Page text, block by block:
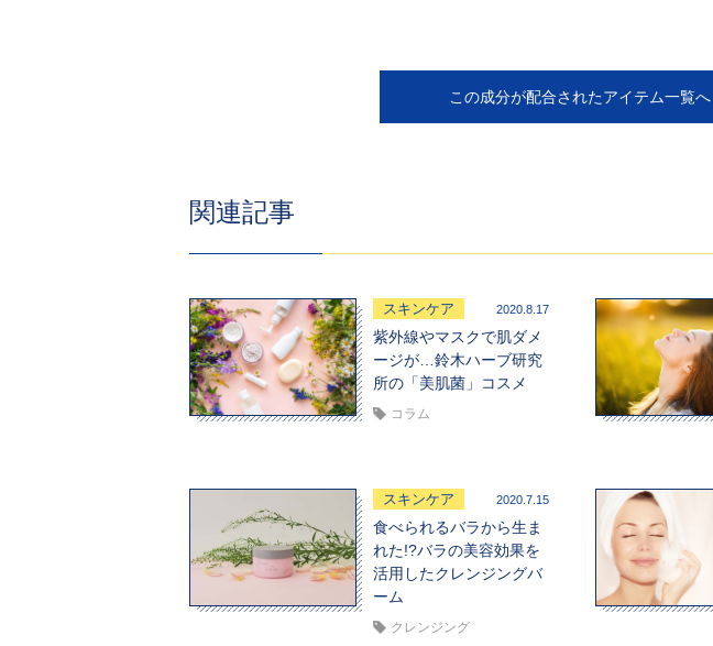
この成分が配合されたアイテム一覧へ
関連記事
スキンケア 2020.8.17
紫外線やマスクで肌ダメ
ージが…鈴木ハーブ研究
所の「美肌菌」コスメ
コラム
スキンケア 2020.7.15
食べられるバラから生ま
れた!?バラの美容効果を
活用したクレンジングバ
ーム
クレンジング